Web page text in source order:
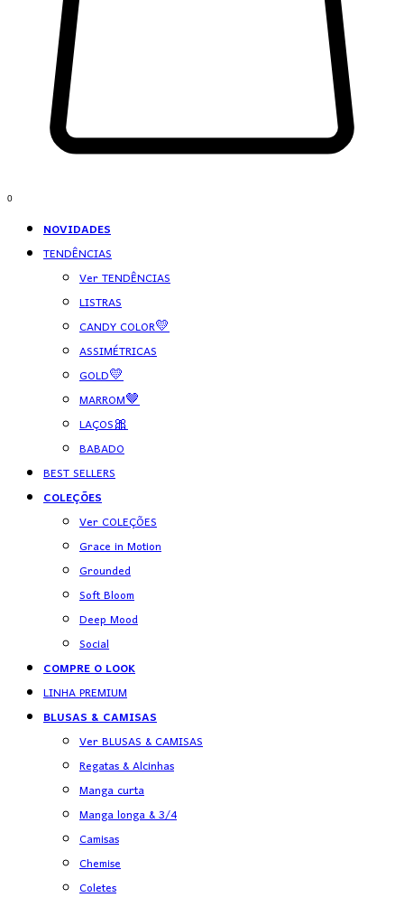
0
NOVIDADES
TENDÊNCIAS
Ver TENDÊNCIAS
LISTRAS
CANDY COLOR💛
ASSIMÉTRICAS
GOLD💛
MARROM🤎
LAÇOS🎀
BABADO
BEST SELLERS
COLEÇÕES
Ver COLEÇÕES
Grace in Motion
Grounded
Soft Bloom
Deep Mood
Social
COMPRE O LOOK
LINHA PREMIUM
BLUSAS & CAMISAS
Ver BLUSAS & CAMISAS
Regatas & Alcinhas
Manga curta
Manga longa & 3/4
Camisas
Chemise
Coletes